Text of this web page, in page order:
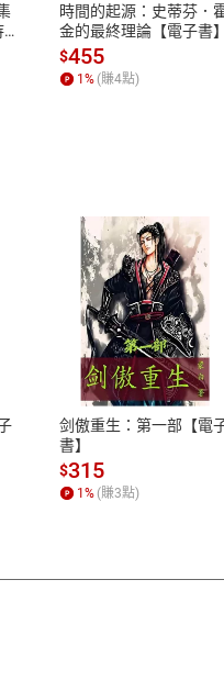
LINE PAY、AFTEE
時間的起源：史蒂芬．
金的最終理論【電子書】
$455
1 % (賺4點)
剑傲重生：第一部【電
書】
$315
1 % (賺3點)